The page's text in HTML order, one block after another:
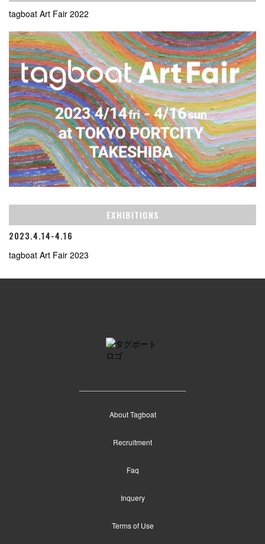
tagboat Art Fair 2022
EXHIBITIONS
2023.4.14-4.16
tagboat Art Fair 2023
About Tagboat
Recruitment
Faq
Inquery
Terms of Use